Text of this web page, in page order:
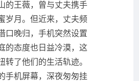
王薇，曾与丈夫携手
岁月。但近来，丈夫频
口晚归，手机突然设置
的态度也日益冷漠，这
转了他们的生活轨迹。
手机屏幕，深夜匆匆挂